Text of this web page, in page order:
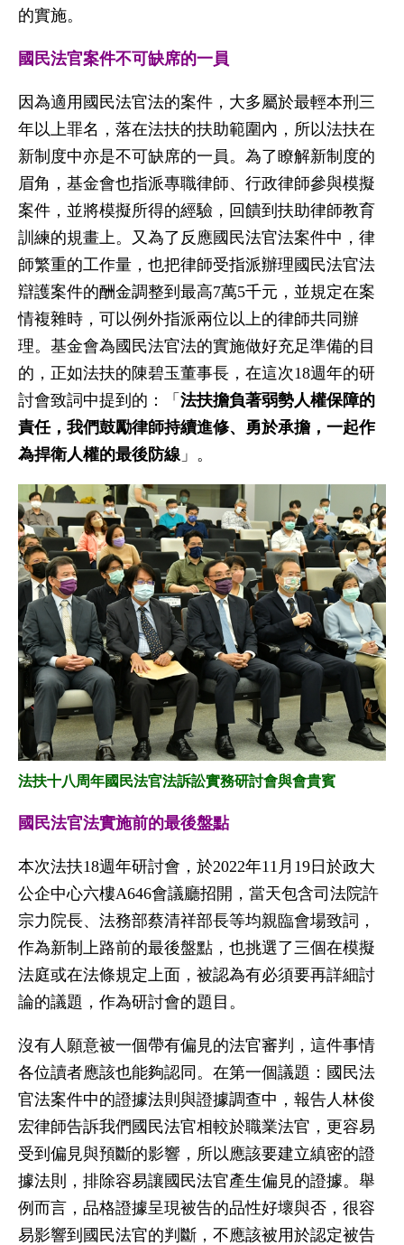
的實施。
國民法官案件不可缺席的一員
因為適用國民法官法的案件，大多屬於最輕本刑三
年以上罪名，落在法扶的扶助範圍內，所以法扶在
新制度中亦是不可缺席的一員。為了瞭解新制度的
眉角，基金會也指派專職律師、行政律師參與模擬
案件，並將模擬所得的經驗，回饋到扶助律師教育
訓練的規畫上。又為了反應國民法官法案件中，律
師繁重的工作量，也把律師受指派辦理國民法官法
辯護案件的酬金調整到最高7萬5千元，並規定在案
情複雜時，可以例外指派兩位以上的律師共同辦
理。基金會為國民法官法的實施做好充足準備的目
的，正如法扶的陳碧玉董事長，在這次18週年的研
討會致詞中提到的：「 法扶擔負著弱勢人權保障的
責任，我們鼓勵律師持續進修、勇於承擔，一起作
為捍衛人權的最後防線」。
法扶十八周年國民法官法訴訟實務研討會與會貴賓
國民法官法實施前的最後盤點
本次法扶18週年研討會，於2022年11月19日於政大
公企中心六樓A646會議廳招開，當天包含司法院許
宗力院長、法務部蔡清祥部長等均親臨會場致詞，
作為新制上路前的最後盤點，也挑選了三個在模擬
法庭或在法條規定上面，被認為有必須要再詳細討
論的議題，作為研討會的題目。
沒有人願意被一個帶有偏見的法官審判，這件事情
各位讀者應該也能夠認同。在第一個議題：國民法
官法案件中的證據法則與證據調查中，報告人林俊
宏律師告訴我們國民法官相較於職業法官，更容易
受到偏見與預斷的影響，所以應該要建立縝密的證
據法則，排除容易讓國民法官產生偏見的證據。舉
例而言，品格證據呈現被告的品性好壞與否，很容
易影響到國民法官的判斷，不應該被用於認定被告